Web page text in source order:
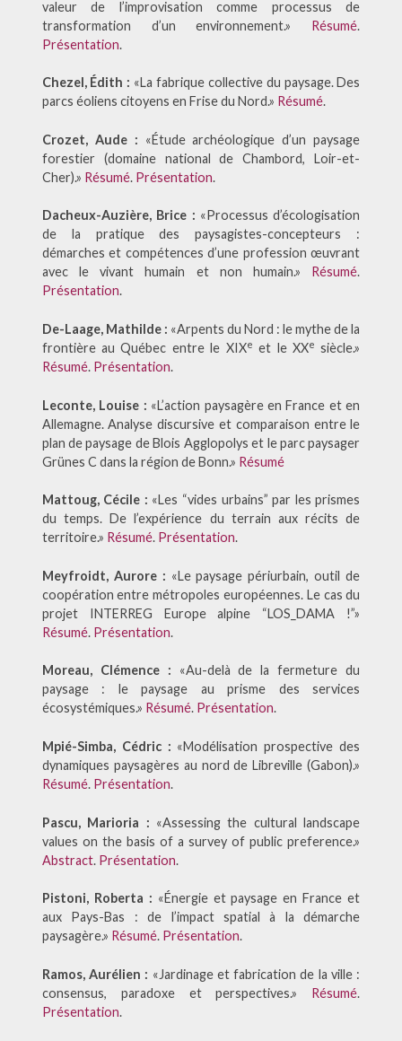
valeur de l’improvisation comme processus de
transformation d’un environnement.» Résumé.
Présentation.
Chezel, Édith : «La fabrique collective du paysage. Des
parcs éoliens citoyens en Frise du Nord.» Résumé.
Crozet, Aude : «Étude archéologique d’un paysage
forestier (domaine national de Chambord, Loir-et-
Cher).» Résumé. Présentation.
Dacheux-Auzière, Brice : «Processus d’écologisation
de la pratique des paysagistes-concepteurs :
démarches et compétences d’une profession œuvrant
avec le vivant humain et non humain.» Résumé.
Présentation.
De-Laage, Mathilde : «Arpents du Nord : le mythe de la
frontière au Québec entre le XIXe et le XXe siècle.»
Résumé. Présentation.
Leconte, Louise : «L’action paysagère en France et en
Allemagne. Analyse discursive et comparaison entre le
plan de paysage de Blois Agglopolys et le parc paysager
Grünes C dans la région de Bonn.» Résumé
Mattoug, Cécile : «Les “vides urbains” par les prismes
du temps. De l’expérience du terrain aux récits de
territoire.» Résumé. Présentation.
Meyfroidt, Aurore : «Le paysage périurbain, outil de
coopération entre métropoles européennes. Le cas du
projet INTERREG Europe alpine “LOS_DAMA !”»
Résumé. Présentation.
Moreau, Clémence : «Au-delà de la fermeture du
paysage : le paysage au prisme des services
écosystémiques.» Résumé. Présentation.
Mpié-Simba, Cédric : «Modélisation prospective des
dynamiques paysagères au nord de Libreville (Gabon).»
Résumé. Présentation.
Pascu, Marioria : «Assessing the cultural landscape
values on the basis of a survey of public preference.»
Abstract. Présentation.
Pistoni, Roberta : «Énergie et paysage en France et
aux Pays-Bas : de l’impact spatial à la démarche
paysagère.» Résumé. Présentation.
Ramos, Aurélien : «Jardinage et fabrication de la ville :
consensus, paradoxe et perspectives.» Résumé.
Présentation.